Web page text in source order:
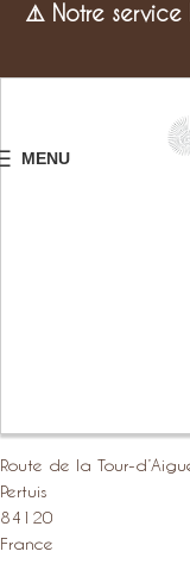
MENU
Route de la Tour-
Pertuis
84120
France
⚠️ Notre